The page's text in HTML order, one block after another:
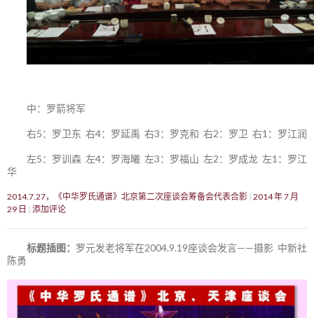
中：罗箭将军
右5：罗卫东 右4：罗延禹 右3：罗克和 右2：罗卫 右1：罗江润
左5：罗训森 左4：罗海曦 左3：罗福山 左2：罗成龙 左1：罗江
华
2014.7.27，《中华罗氏通谱》北京第二次座谈会筹备会代表合影 2014 年 7 月
29 日
添加评论
标题插图： 罗元发老将军在2004.9.19座谈会发言——摄影 中新社
陈勇